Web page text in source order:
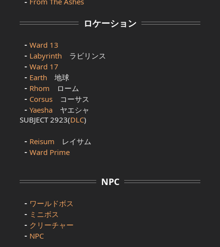
ロケーション
Ward 13
Labyrinth ラビリンス
Ward 17
Earth 地球
Rhom ローム
Corsus コーサス
Yaesha ヤエシャ
SUBJECT 2923(DLC)
Reisum レイサム
Ward Prime
NPC
ワールドボス
ミニボス
クリーチャー
NPC